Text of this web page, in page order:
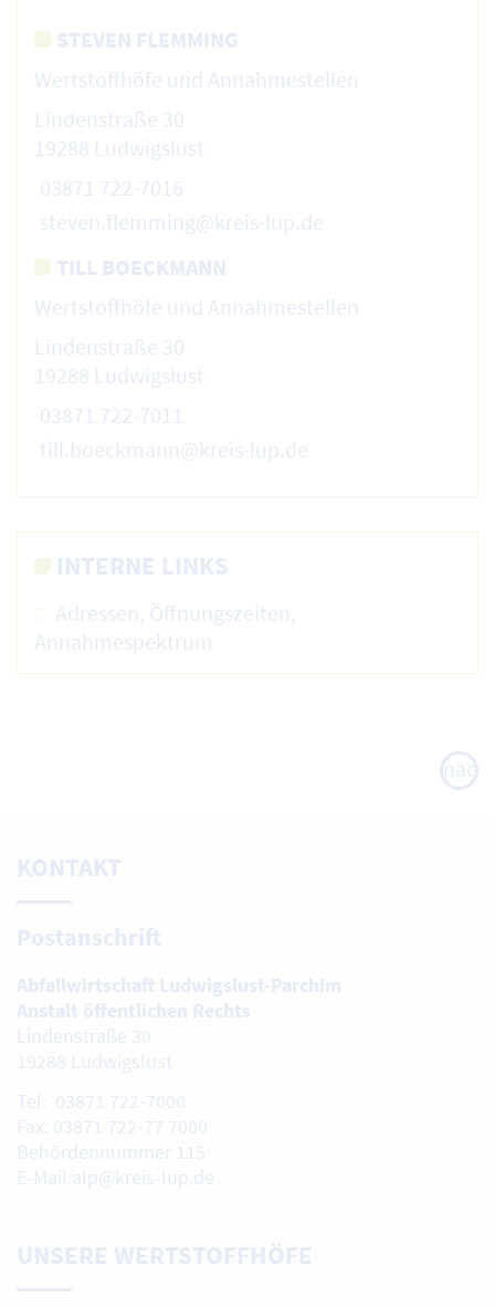
STEVEN FLEMMING
Wertstoffhöfe und Annahmestellen
Lindenstraße 30
19288 Ludwigslust
03871 722-7016
steven.flemming@kreis-lup.de
TILL BOECKMANN
Wertstoffhöfe und Annahmestellen
Lindenstraße 30
19288 Ludwigslust
03871 722-7011
till.boeckmann@kreis-lup.de
INTERNE LINKS
Adressen, Öffnungszeiten,
Annahmespektrum
nach
oben
KONTAKT
Postanschrift
Abfallwirtschaft Ludwigslust-Parchim
Anstalt öffentlichen Rechts
Lindenstraße 30
19288 Ludwigslust
Tel: 03871 722-7000
Fax: 03871 722-77 7000
Behördennummer 115
E-Mail:alp@kreis-lup.de
UNSERE WERTSTOFFHÖFE